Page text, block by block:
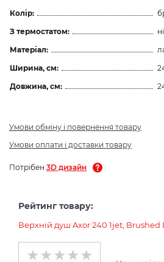
Колір:
З термостатом:
ні
Матеріал:
Ширина, см:
Довжина, см:
Умови обміну і повернення товару
Умови оплати і доставки товару
Потрібен 3D дизайн
Рейтинг товару:
Верхній душ Axor 240 1jet, Brushed